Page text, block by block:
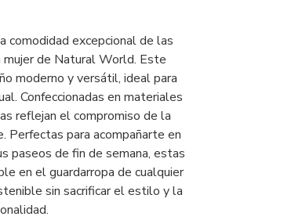
comodidad excepcional de las
de Natural World. Este
moderno y versátil, ideal para
Confeccionadas en materiales
reflejan el compromiso de la
Perfectas para acompañarte en
paseos de fin de semana, estas
en el guardarropa de cualquier
sin sacrificar el estilo y la